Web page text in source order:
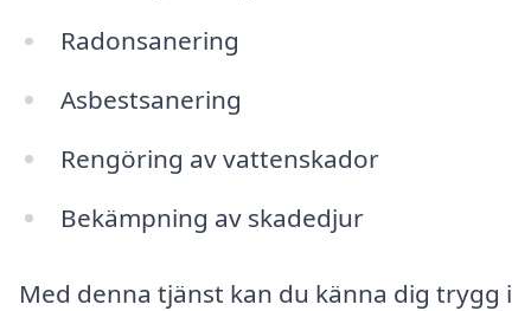
Radonsanering
Asbestsanering
Rengöring av vattenskador
Bekämpning av skadedjur
Med denna tjänst kan du känna dig trygg i